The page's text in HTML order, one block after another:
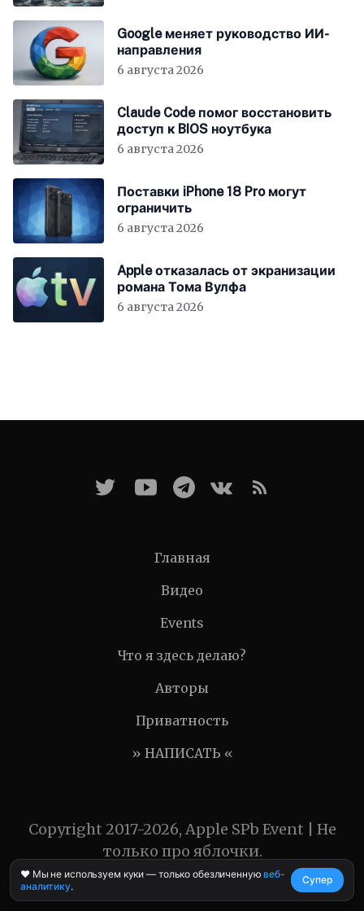
Google меняет руководство ИИ-
направления
6 августа 2026
Claude Code помог восстановить
доступ к BIOS ноутбука
6 августа 2026
Поставки iPhone 18 Pro могут
ограничить
6 августа 2026
Apple отказалась от экранизации
романа Тома Вулфа
6 августа 2026
Главная
Видео
Events
Что я здесь делаю?
Авторы
Приватность
» НАПИСАТЬ «
Copyright 2017-2026, Apple SPb Event | Не
только про яблочки.
❤️ Мы не используем куки — только обезличеннуювеб-
аналитику.
Супер